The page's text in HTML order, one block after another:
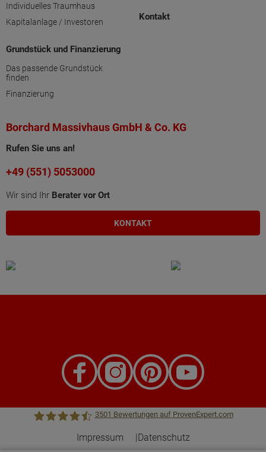
Individuelles Traumhaus
Kapitalanlage / Investoren
Grundstück und Finanzierung
Das passende Grundstück
finden
Finanzierung
Kontakt
Borchard Massivhaus GmbH & Co. KG
Rufen Sie uns an!
+49 (551) 5053000
Wir sind Ihr Berater vor Ort
KONTAKT
3501 Bewertungen auf ProvenExpert.com
Impressum Datenschutz